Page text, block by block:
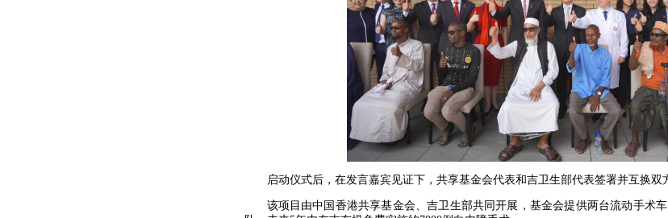
启动仪式后，在发言嘉宾见证下，共享基金会代表和吉卫生部代表签署并互换双
该项目由中国香港共享基金会、吉卫生部共同开展，基金会提供两台流动手术